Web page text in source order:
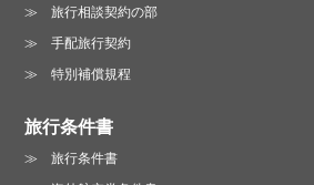
旅行相談契約の部
手配旅行契約
特別補償規程
旅行条件書
旅行条件書